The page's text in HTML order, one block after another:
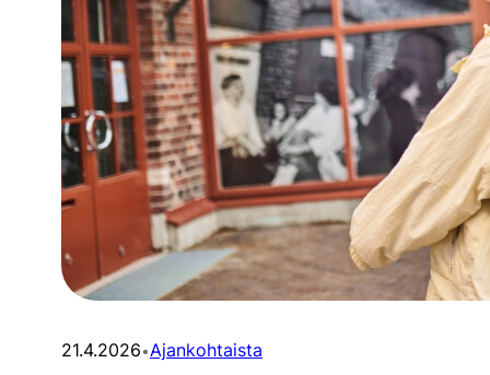
21.4.2026•Ajankohtaista